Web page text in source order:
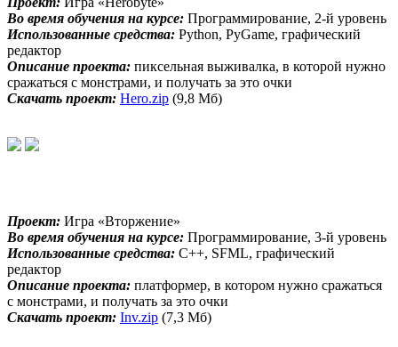
Во время обучения на курсе: Программирование, 2-й уровень
Использованные средства: Python, PyGame, графический
редактор
Описание проекта: пиксельная выживалка, в которой нужно
сражаться с монстрами, и получать за это очки
Скачать проект: Hero.zip (9,8 Мб)
Проект: Игра «Вторжение»
Во время обучения на курсе: Программирование, 3-й уровень
Использованные средства: С++, SFML, графический
редактор
Описание проекта: платформер, в котором нужно сражаться
с монстрами, и получать за это очки
Скачать проект: Inv.zip (7,3 Мб)